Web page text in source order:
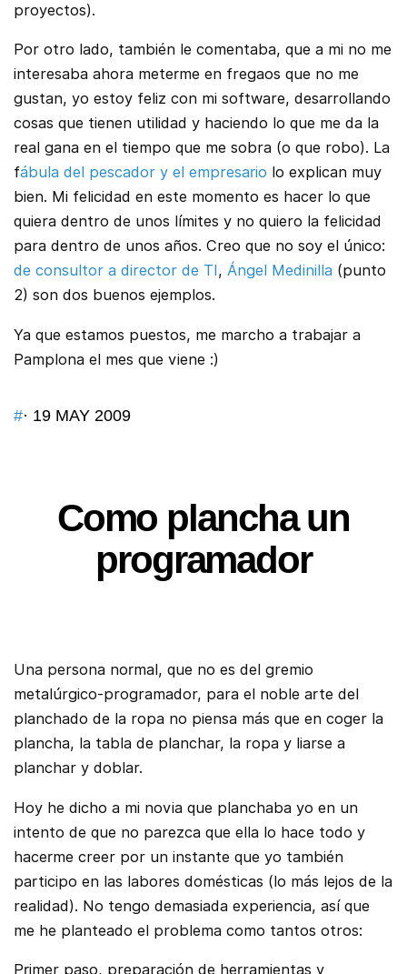
proyectos).
Por otro lado, también le comentaba, que a mi no me
interesaba ahora meterme en fregaos que no me
gustan, yo estoy feliz con mi software, desarrollando
cosas que tienen utilidad y haciendo lo que me da la
real gana en el tiempo que me sobra (o que robo). La
fábula del pescador y el empresario lo explican muy
bien. Mi felicidad en este momento es hacer lo que
quiera dentro de unos límites y no quiero la felicidad
para dentro de unos años. Creo que no soy el único:
de consultor a director de TI, Ángel Medinilla (punto
2) son dos buenos ejemplos.
Ya que estamos puestos, me marcho a trabajar a
Pamplona el mes que viene :)
#· 19 MAY 2009
Como plancha un
programador
Una persona normal, que no es del gremio
metalúrgico-programador, para el noble arte del
planchado de la ropa no piensa más que en coger la
plancha, la tabla de planchar, la ropa y liarse a
planchar y doblar.
Hoy he dicho a mi novia que planchaba yo en un
intento de que no parezca que ella lo hace todo y
hacerme creer por un instante que yo también
participo en las labores domésticas (lo más lejos de la
realidad). No tengo demasiada experiencia, así que
me he planteado el problema como tantos otros:
Primer paso, preparación de herramientas y